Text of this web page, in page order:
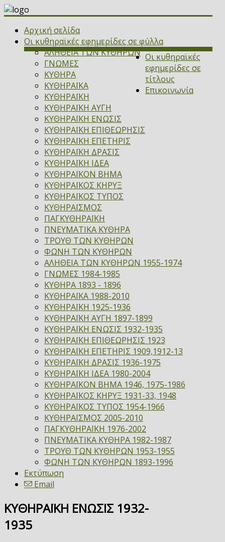
Αρχική σελίδα
Οι κυθηραϊκές εφημερίδες σε φύλλα
ΑΛΗΘΕΙΑ ΤΩΝ ΚΥΘΗΡΩΝ
ΓΝΩΜΕΣ
ΚΥΘΗΡΑ
ΚΥΘΗΡΑΪΚΑ
ΚΥΘΗΡΑΪΚΗ
ΚΥΘΗΡΑΪΚΗ ΑΥΓΗ
ΚΥΘΗΡΑΪΚΗ ΕΝΩΣΙΣ
ΚΥΘΗΡΑΪΚΗ ΕΠΙΘΕΩΡΗΣΙΣ
ΚΥΘΗΡΑΪΚΗ ΕΠΕΤΗΡΙΣ
ΚΥΘΗΡΑΪΚΗ ΔΡΑΣΙΣ
ΚΥΘΗΡΑΪΚΗ ΙΔΕΑ
ΚΥΘΗΡΑΪΚΟΝ ΒΗΜΑ
ΚΥΘΗΡΑΪΚΟΣ ΚΗΡΥΞ
ΚΥΘΗΡΑΪΚΟΣ ΤΥΠΟΣ
ΚΥΘΗΡΑΪΣΜΟΣ
ΠΑΓΚΥΘΗΡΑΪΚΗ
ΠΝΕΥΜΑΤΙΚΑ ΚΥΘΗΡΑ
ΤΡΟΥΘ ΤΩΝ ΚΥΘΗΡΩΝ
ΦΩΝΗ ΤΩΝ ΚΥΘΗΡΩΝ
Οι κυθηραϊκές
εφημερίδες σε
τίτλους
ΑΛΗΘΕΙΑ ΤΩΝ ΚΥΘΗΡΩΝ 1955-1974
ΓΝΩΜΕΣ 1984-1985
ΚΥΘΗΡΑ 1893 - 1896
ΚΥΘΗΡΑΪΚΑ 1988-2010
ΚΥΘΗΡΑΪΚΗ 1925-1936
ΚΥΘΗΡΑΪΚΗ ΑΥΓΗ 1897-1899
ΚΥΘΗΡΑΪΚΗ ΕΝΩΣΙΣ 1932-1935
ΚΥΘΗΡΑΪΚΗ ΕΠΙΘΕΩΡΗΣΙΣ 1923
ΚΥΘΗΡΑΪΚΗ ΕΠΕΤΗΡΙΣ 1909,1912-13
ΚΥΘΗΡΑΪΚΗ ΔΡΑΣΙΣ 1936-1975
ΚΥΘΗΡΑΪΚΗ ΙΔΕΑ 1980-2004
ΚΥΘΗΡΑΪΚΟΝ ΒΗΜΑ 1946, 1975-1986
ΚΥΘΗΡΑΪΚΟΣ ΚΗΡΥΞ 1931-33, 1948
ΚΥΘΗΡΑΪΚΟΣ ΤΥΠΟΣ 1954-1966
ΚΥΘΗΡΑΪΣΜΟΣ 2005-2010
ΠΑΓΚΥΘΗΡΑΪΚΗ 1976-2002
ΠΝΕΥΜΑΤΙΚΑ ΚΥΘΗΡΑ 1982-1987
ΤΡΟΥΘ ΤΩΝ ΚΥΘΗΡΩΝ 1953-1955
ΦΩΝΗ ΤΩΝ ΚΥΘΗΡΩΝ 1893-1996
Επικοινωνία
Εκτύπωση
Email
ΚΥΘΗΡΑΪΚΗ ΕΝΩΣΙΣ 1932-
1935